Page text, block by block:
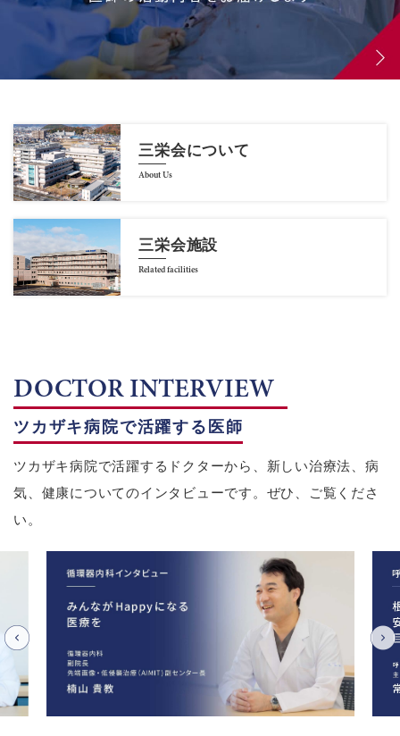
三栄会について
About Us
三栄会施設
Related facilities
DOCTOR INTERVIEW
ツカザキ病院で活躍する医師
ツカザキ病院で活躍するドクターから、新しい治療法、病
気、健康についてのインタビューです。ぜひ、ご覧くださ
い。